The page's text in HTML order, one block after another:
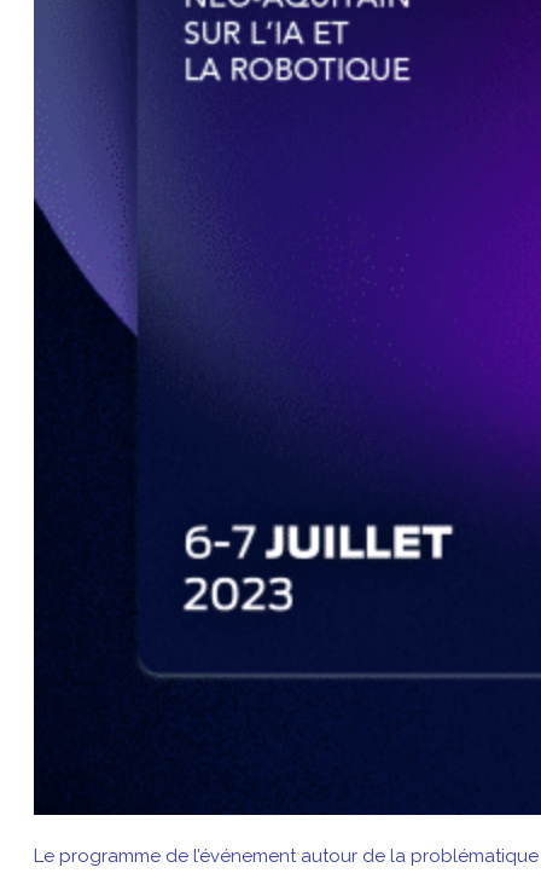
Le programme de l’événement autour de la